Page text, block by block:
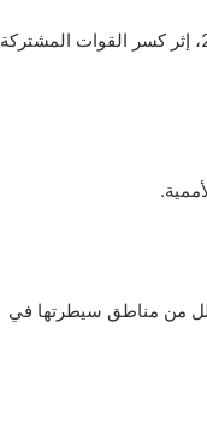
سقط عدد من القتلى والجرحى في صفوف المليشيات الحوثية، الثلاثاء 29 ديسمبر 2020، إثر كسر القوات المشتركة
من مناطق سيطرتها في